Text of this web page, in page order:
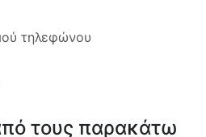
τηλεφώνου
τους παρακάτω